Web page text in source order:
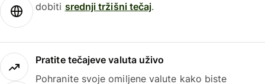
dobiti srednji tržišni tečaj.
Pratite tečajeve valuta uživo
Pohranite svoje omiljene valute kako biste